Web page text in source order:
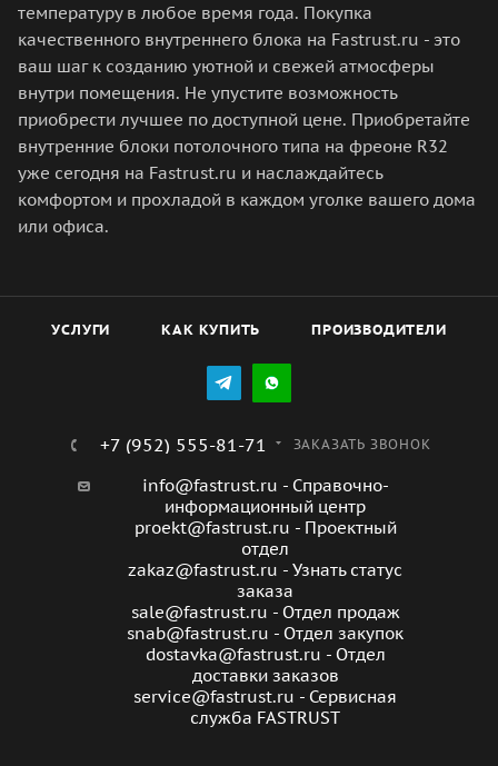
температуру в любое время года. Покупка
качественного внутреннего блока на Fastrust.ru - это
ваш шаг к созданию уютной и свежей атмосферы
внутри помещения. Не упустите возможность
приобрести лучшее по доступной цене. Приобретайте
внутренние блоки потолочного типа на фреоне R32
уже сегодня на Fastrust.ru и наслаждайтесь
комфортом и прохладой в каждом уголке вашего дома
или офиса.
УСЛУГИ КАК КУПИТЬ ПРОИЗВОДИТЕЛИ
+7 (952) 555-81-71 ЗАКАЗАТЬ ЗВОНОК
info@fastrust.ru - Справочно-
информационный центр
proekt@fastrust.ru - Проектный
отдел
zakaz@fastrust.ru - Узнать статус
заказа
sale@fastrust.ru - Отдел продаж
snab@fastrust.ru - Отдел закупок
dostavka@fastrust.ru - Отдел
доставки заказов
service@fastrust.ru - Сервисная
служба FASTRUST